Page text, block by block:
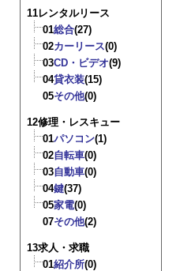
11レンタルリース
01総合(27)
02カーリース(0)
03CD・ビデオ(9)
04貸衣装(15)
05その他(0)
12修理・レスキュー
01パソコン(1)
02自転車(0)
03自動車(0)
04鍵(37)
05家電(0)
07その他(2)
13求人・求職
01紹介所(0)